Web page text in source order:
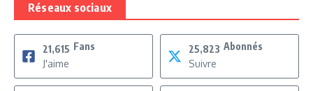
Réseaux sociaux
21,615 Fans
J'aime
25,823 Abonnés
Suivre